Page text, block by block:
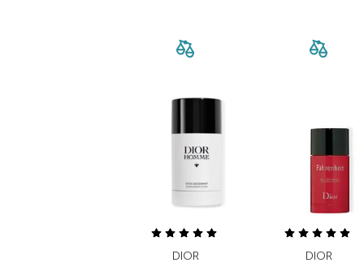
DIOR
DIOR